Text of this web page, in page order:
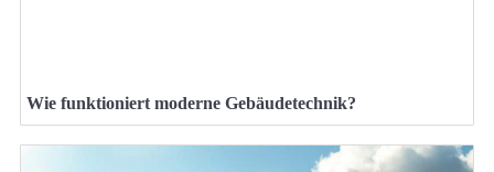
Wie funktioniert moderne Gebäudetechnik?